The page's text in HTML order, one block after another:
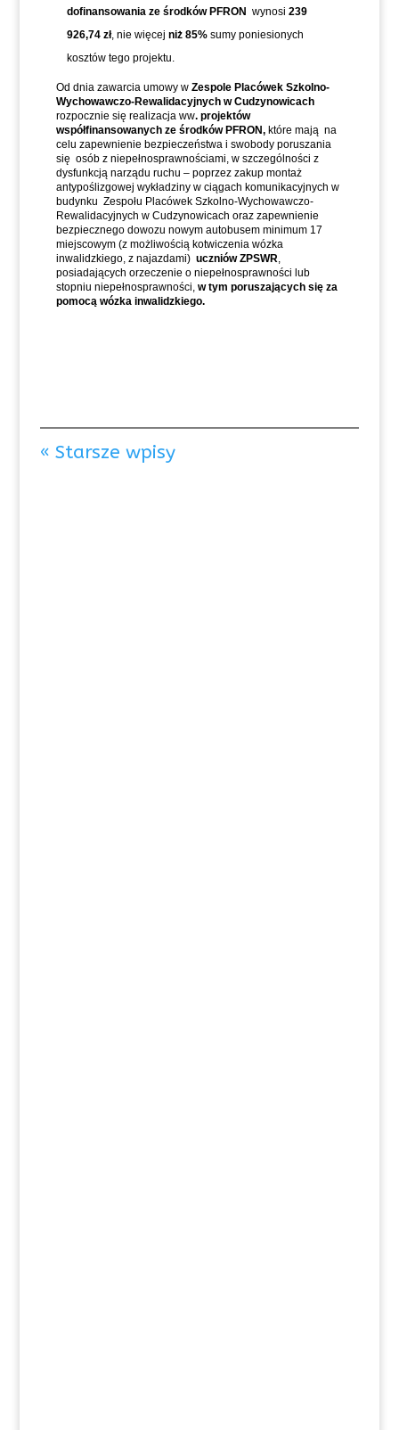
dofinansowania ze środków PFRON wynosi 239
926,74 zł, nie więcej niż 85%sumy poniesionych
kosztów tego projektu.
Od dnia zawarcia umowy w Zespole Placówek Szkolno-
Wychowawczo-Rewalidacyjnych w Cudzynowicach
rozpocznie się realizacja ww. projektów
współfinansowanych ze środków PFRON,które mają na
celu zapewnienie bezpieczeństwa i swobody poruszania
się osób z niepełnosprawnościami, w szczególności z
dysfunkcją narządu ruchu – poprzez zakup montaż
antypoślizgowej wykładziny w ciągach komunikacyjnych w
budynku Zespołu Placówek Szkolno-Wychowawczo-
Rewalidacyjnych w Cudzynowicach oraz zapewnienie
bezpiecznego dowozu nowym autobusem minimum 17
miejscowym (z możliwością kotwiczenia wózka
inwalidzkiego, z najazdami) uczniów ZPSWR,
posiadających orzeczenie o niepełnosprawności lub
stopniu niepełnosprawności, w tym poruszających się za
pomocą wózka inwalidzkiego.
« Starsze wpisy